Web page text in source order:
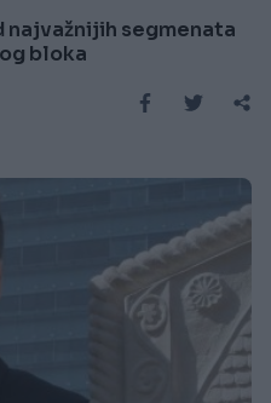
najvažnijih segmenata
bloka